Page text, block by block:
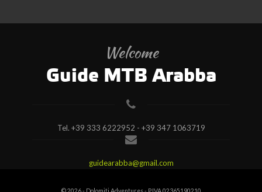
Welcome
Guide MTB Arabba
Tel. +39 333 6222952 - +39 347 1063719
guidearabba@gmail.com
© 2026 - Dolomiti Adventures - P.IVA 02365190210